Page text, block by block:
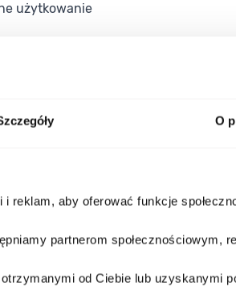
O
aby oferować funkcje
partnerom społecznościowym,
od Ciebie lub uzyskanymi
użytkowanie
historię i doświadczenie Seiko
uprawiających snorkeling i
zegarek łączy specjalistyczną
bez konieczności stałej obsługi.
wokół konkretnych
z naszymi specjalistami,